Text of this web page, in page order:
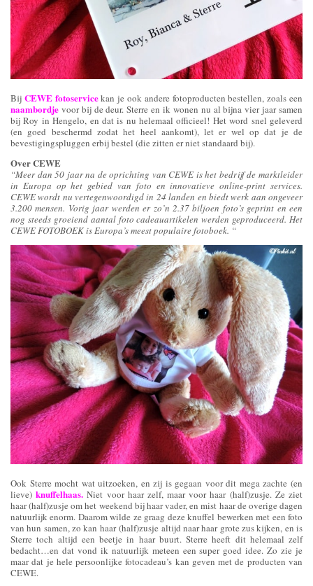
Bij CEWE fotoservicekan je ook andere fotoproducten bestellen, zoals een
naambordje voor bij de deur. Sterre en ik wonen nu al bijna vier jaar samen
bij Roy in Hengelo, en dat is nu helemaal officieel! Het word snel geleverd
(en goed beschermd zodat het heel aankomt), let er wel op dat je de
bevestigingspluggen erbij bestel (die zitten er niet standaard bij).
Over CEWE
“Meer dan 50 jaar na de oprichting van CEWE is het bedrijf de marktleider
in Europa op het gebied van foto en innovatieve online-print services.
CEWE wordt nu vertegenwoordigd in 24 landen en biedt werk aan ongeveer
3.200 mensen. Vorig jaar werden er zo’n 2.37 biljoen foto’s geprint en een
nog steeds groeiend aantal foto cadeauartikelen werden geproduceerd. Het
CEWE FOTOBOEK is Europa’s meest populaire fotoboek. “
Ook Sterre mocht wat uitzoeken, en zij is gegaan voor dit mega zachte (en
lieve)knuffelhaas. Niet voor haar zelf, maar voor haar (half)zusje. Ze ziet
haar (half)zusje om het weekend bij haar vader, en mist haar de overige dagen
natuurlijk enorm. Daarom wilde ze graag deze knuffel bewerken met een foto
van hun samen, zo kan haar (half)zusje altijd naar haar grote zus kijken, en is
Sterre toch altijd een beetje in haar buurt. Sterre heeft dit helemaal zelf
bedacht…en dat vond ik natuurlijk meteen een super goed idee. Zo zie je
maar dat je hele persoonlijke fotocadeau’s kan geven met de producten van
CEWE.